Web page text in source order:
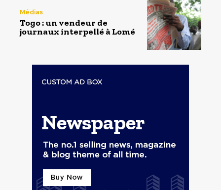
Médias
Togo : un vendeur de
journaux interpellé à Lomé